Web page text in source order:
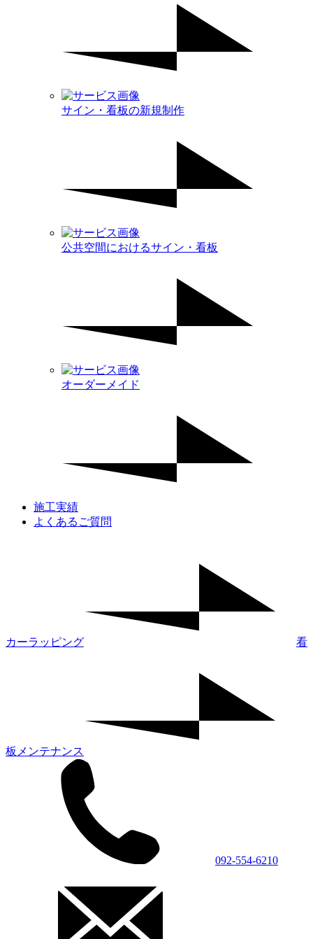
サイン・看板の新規制作
公共空間におけるサイン・看板
オーダーメイド
施工実績
よくあるご質問
カーラッピング 看
板メンテナンス
092-554-6210